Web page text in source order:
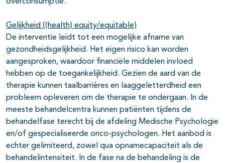
Gelijkheid ((health) equity/equitable)
De interventie leidt tot een mogelijke afname van
gezondheidsgelijkheid. Het eigen risico kan worden
aangesproken, waardoor financiële middelen invloed
hebben op de toegankelijkheid. Gezien de aard van de
therapie kunnen taalbarrières en laaggeletterdheid een
probleem opleveren om de therapie te ondergaan. In de
meeste behandelcentra kunnen patiënten tijdens de
behandelfase terecht bij de afdeling Medische Psychologie
en/of gespecialiseerde onco-psychologen. Het aanbod is
echter gelimiteerd, zowel qua opnamecapaciteit als de
behandelintensiteit. In de fase na de behandeling is de